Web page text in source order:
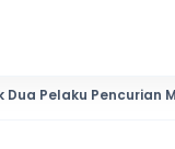
Pencurian Motor di